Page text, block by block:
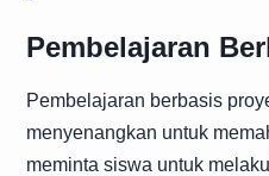
Pembelajaran
Pembelajaran berbasis
menyenangkan untuk
meminta siswa untuk